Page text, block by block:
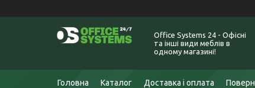
Office Systems 24 - Офісні
та інші види меблів в
одному магазині!
Головна Каталог Доставка і оплата